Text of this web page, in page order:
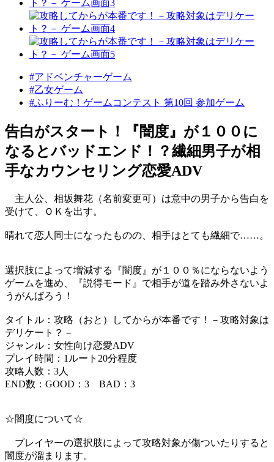
#アドベンチャーゲーム
#乙女ゲーム
#ふりーむ！ゲームコンテスト 第10回 参加ゲーム
告白がスタート！『闇度』が１００に
なるとバッドエンド！？繊細男子が相
手なカウンセリング恋愛ADV
主人公、相坂舞花（名前変更可）は意中の男子から告白を
受けて、ＯＫを出す。
晴れて恋人同士になったものの、相手はとても繊細で……。
選択肢によって増減する『闇度』が１００％にならないよう
ゲームを進め、『説得モード』で相手が道を踏み外さないよ
うがんばろう！
タイトル：攻略（おと）してからが本番です！－攻略対象は
デリケート？－
ジャンル：女性向け恋愛ADV
プレイ時間：1ルート20分程度
攻略人数：3人
END数：GOOD：3 BAD：3
☆闇度について☆
プレイヤーの選択肢によって攻略対象が傷ついたりすると
闇度が溜まります。